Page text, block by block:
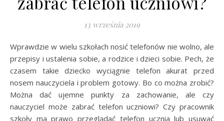
13 września 2019
Wprawdzie w wielu szkołach nosić telefonów nie wolno, ale
przepisy i ustalenia sobie, a rodzice i dzieci sobie. Pech, że
czasem takie dziecko wyciągnie telefon akurat przed
nosem nauczyciela i problem gotowy. Bo co można zrobić?
Można dać ujemne punkty za zachowanie, ale czy
nauczyciel może zabrać telefon uczniowi? Czy pracownik
szkoły ma prawo przeglądać telefon ucznia lub usuwać